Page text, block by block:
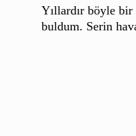
Yıllardır böyle bir
buldum. Serin